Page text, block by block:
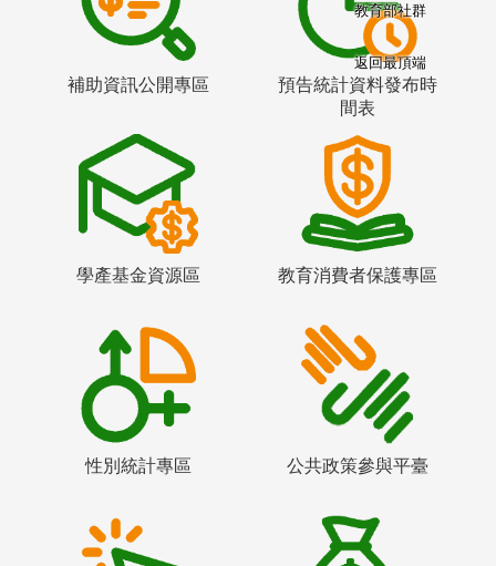
補助資訊公開專區
預告統計資料發布時
間表
學產基金資源區 教育消費者保護專區
性別統計專區 公共政策參與平臺
教育部社群
返回最頂端